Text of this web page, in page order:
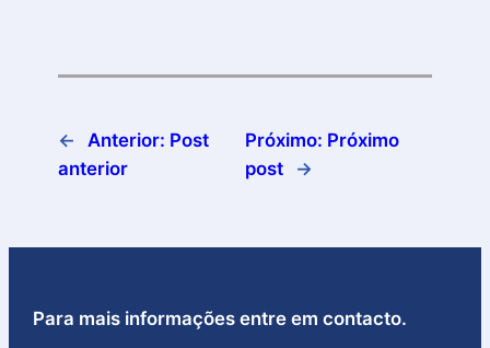
← Anterior: Post
anterior
Próximo: Próximo
post
→
Para mais informações entre em contacto.